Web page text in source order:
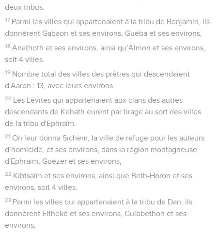
deux tribus.
17 Parmi les villes qui appartenaient à la tribu de Benjamin, ils
donnèrent Gabaon et ses environs, Guéba et ses environs,
18 Anathoth et ses environs, ainsi qu’Almon et ses environs,
soit 4 villes.
19 Nombre total des villes des prêtres qui descendaient
d'Aaron : 13, avec leurs environs.
20 Les Lévites qui appartenaient aux clans des autres
descendants de Kehath eurent par tirage au sort des villes
de la tribu d'Ephraïm.
21 On leur donna Sichem, la ville de refuge pour les auteurs
d’homicide, et ses environs, dans la région montagneuse
d'Ephraïm, Guézer et ses environs,
22 Kibtsaïm et ses environs, ainsi que Beth-Horon et ses
environs, soit 4 villes.
23 Parmi les villes qui appartenaient à la tribu de Dan, ils
donnèrent Eltheké et ses environs, Guibbethon et ses
environs,